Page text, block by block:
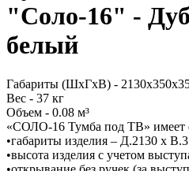
"Соло-16" -
белый
Габариты (ШхГхВ) -
Вес - 37 кг
Объем - 0.08 м³
«СОЛО-16 Тумба под ТВ» имеет
•габариты изделия – Д.2130 х
•высота изделия с учетом